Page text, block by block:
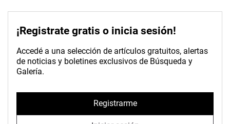
¡Registrate gratis o inicia sesión!
Accedé a una selección de artículos gratuitos, alertas
de noticias y boletines exclusivos de Búsqueda y
Galería.
Registrarme